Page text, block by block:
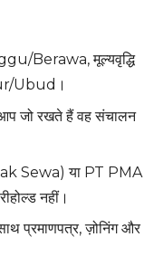
Berawa, मूल्यवृद्धि
Ubud।
जो रखते हैं वह संचालन
Sewa) या PT PMA
नहीं।
प्रमाणपत्र, ज़ोनिंग और